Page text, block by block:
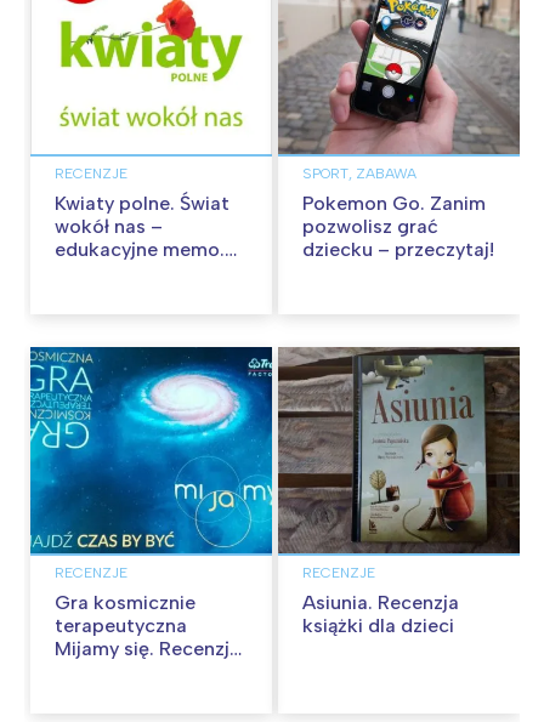
RECENZJE
Kwiaty polne. Świat
wokół nas –
edukacyjne memo.
SPORT, ZABAWA
Pokemon Go. Zanim
pozwolisz grać
dziecku – przeczytaj!
RECENZJE
Gra kosmicznie
terapeutyczna
Mijamy się. Recenzja
RECENZJE
Asiunia. Recenzja
książki dla dzieci